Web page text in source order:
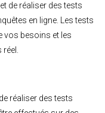
de réaliser des tests
en ligne. Les tests
vos besoins et les
réel.
réaliser des tests